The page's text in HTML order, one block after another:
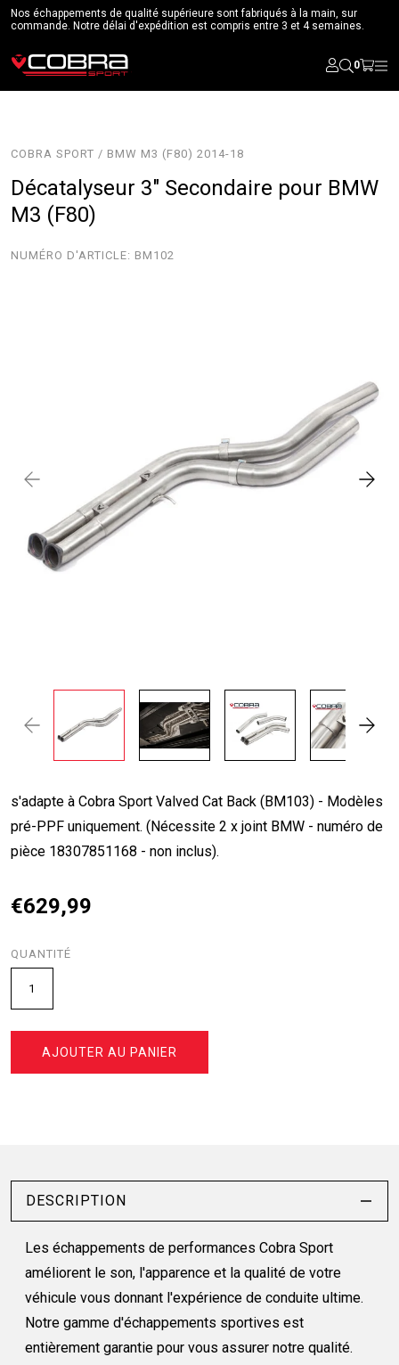
Nos échappements de qualité supérieure sont fabriqués à la main, sur
commande. Notre délai d'expédition est compris entre 3 et 4 semaines.
0
COBRA SPORT / BMW M3 (F80) 2014-18
Décatalyseur 3" Secondaire pour BMW
M3 (F80)
NUMÉRO D'ARTICLE: BM102
s'adapte à Cobra Sport Valved Cat Back (BM103) - Modèles
pré-PPF uniquement. (Nécessite 2 x joint BMW - numéro de
pièce 18307851168 - non inclus).
€629,99
QUANTITÉ
AJOUTER AU PANIER
DESCRIPTION
Les échappements de performances Cobra Sport
améliorent le son, l'apparence et la qualité de votre
véhicule vous donnant l'expérience de conduite ultime.
Notre gamme d'échappements sportives est
entièrement garantie pour vous assurer notre qualité.